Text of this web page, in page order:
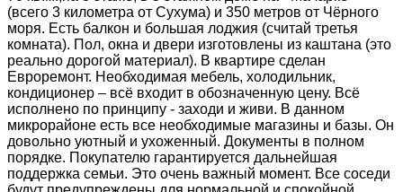
(всего 3 километра от Сухума) и 350 метров от Чёрного
моря. Есть балкон и большая лоджия (считай третья
комната). Пол, окна и двери изготовлены из каштана (это
реально дорогой материал). В квартире сделан
Евроремонт. Необходимая мебель, холодильник,
кондиционер – всё входит в обозначенную цену. Всё
исполнено по принципу - заходи и живи. В данном
микрорайоне есть все необходимые магазины и базы. Он
довольно уютный и ухоженный. Документы в полном
порядке. Покупателю гарантируется дальнейшая
поддержка семьи. Это очень важный момент. Все соседи